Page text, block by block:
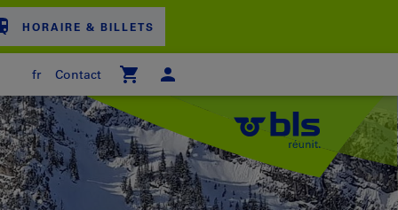
HORAIRE & BILLETS
fr Contact
D'ACHAT